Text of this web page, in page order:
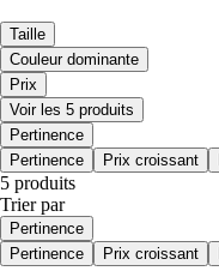
Taille
Couleur dominante
Prix
Voir les 5 produits
Pertinence
Pertinence
Prix croissant
5 produits
Trier par
Pertinence
Pertinence
Prix croissant